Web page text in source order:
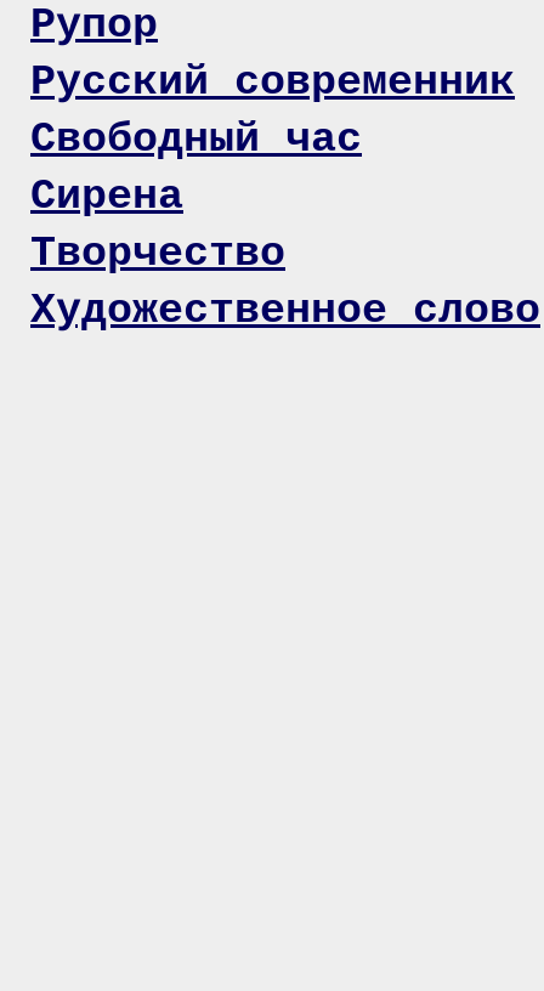
Рупор
Русский современник
Свободный час
Сирена
Творчество
Художественное слово